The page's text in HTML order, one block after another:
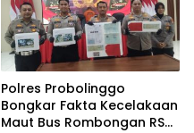
Polres Probolinggo
Bongkar Fakta Kecelakaan
Maut Bus Rombongan RS